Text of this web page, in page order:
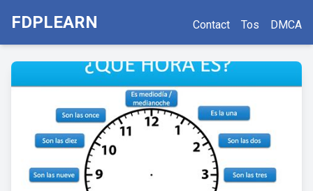
FDPLEARN Contact Tos DMCA